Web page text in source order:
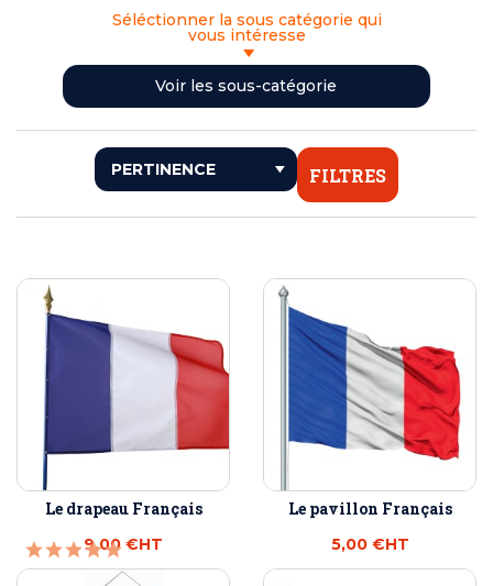
Séléctionner la sous catégorie qui
vous intéresse
<< RETOUR
DRAPEAUX
ORIFLAMMES
Voir les sous-catégorie
FILTRES
Le drapeau Français
9,00 €HT
Le pavillon Français
5,00 €HT